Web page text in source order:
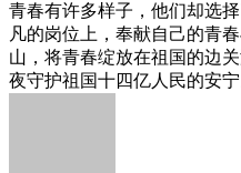
青春有许多样子，他们却选
凡的岗位上，奉献自己的青
山，将青春绽放在祖国的边
夜守护祖国十四亿人民的安